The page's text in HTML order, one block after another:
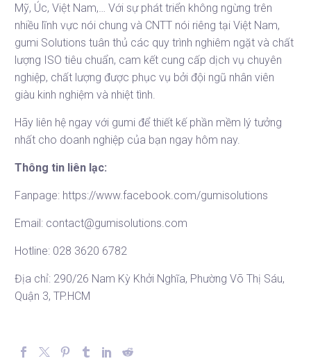
Mỹ, Úc, Việt Nam,… Với sự phát triển không ngừng trên
nhiều lĩnh vực nói chung và CNTT nói riêng tại Việt Nam,
gumi Solutions tuân thủ các quy trình nghiêm ngặt và chất
lượng ISO tiêu chuẩn, cam kết cung cấp dịch vụ chuyên
nghiệp, chất lượng được phục vụ bởi đội ngũ nhân viên
giàu kinh nghiệm và nhiệt tình.
Hãy liên hệ ngay với gumi để thiết kế phần mềm lý tưởng
nhất cho doanh nghiệp của bạn ngay hôm nay.
Thông tin liên lạc:
Fanpage: https://www.facebook.com/gumisolutions
Email: contact@gumisolutions.com
Hotline: 028 3620 6782
Địa chỉ: 290/26 Nam Kỳ Khởi Nghĩa, Phường Võ Thị Sáu,
Quận 3, TP.HCM